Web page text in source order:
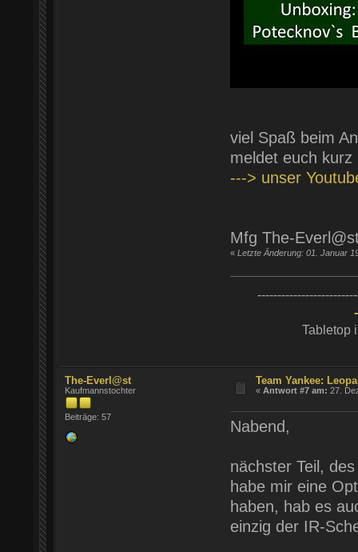
viel Spaß beim
meldet euch kurz
---> unser
Mfg The-
« Letzte Änderung: 01. Januar
Tabletop
The-Everl@st
Kaufmannstochter
Beiträge: 57
Team Yankee:
«Antwort #7 am: 27.
Nabend,
nächster Teil,
habe mir eine
haben, hab es
einzig der IR-